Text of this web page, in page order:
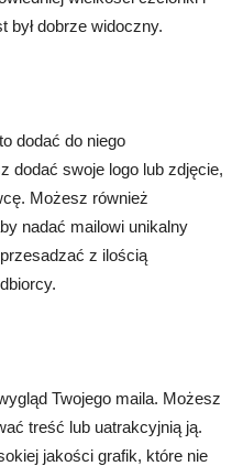
był dobrze widoczny.
dodać do niego
dodać swoje logo lub zdjęcie,
Możesz również
nadać mailowi unikalny
z ilością
Twojego maila. Możesz
treść lub uatrakcyjnią ją.
jakości grafik, które nie